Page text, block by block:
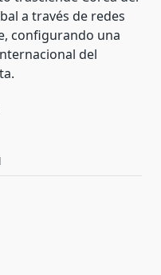
a través de redes
configurando una
del